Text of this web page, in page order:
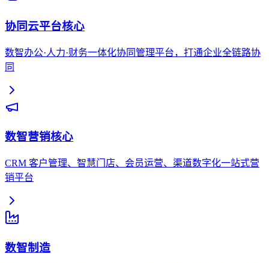
协同云平台核心
数智办公·人力·财务一体化协同管理平台，打通企业全链路协
同
数智营销核心
CRM 客户管理、智慧门店、会员运营、渠道数字化一站式营
销平台
数智制造